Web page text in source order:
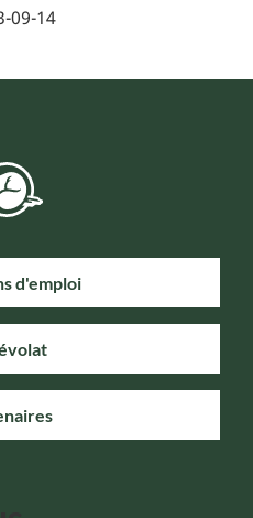
09-14
d'emploi